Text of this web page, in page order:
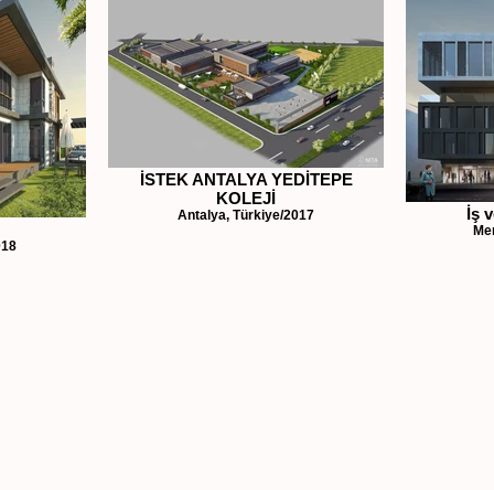
İSTEK ANTALYA YEDİTEPE
KOLEJİ
Antalya, Türkiye/2017 İş